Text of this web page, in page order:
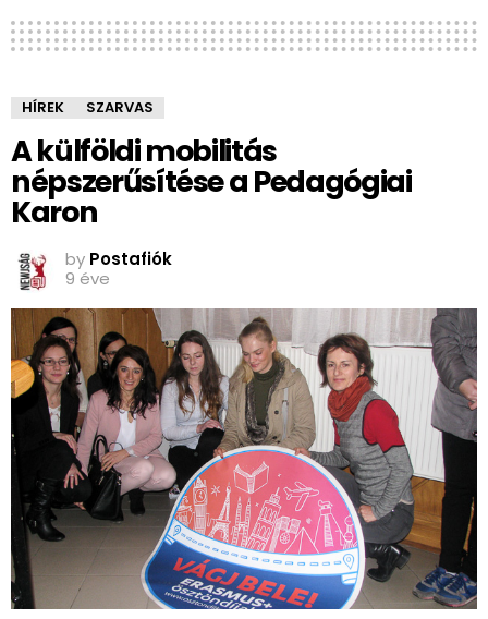
HÍREK SZARVAS
A külföldi mobilitás
népszerűsítése a Pedagógiai
Karon
by Postafiók
9 éve